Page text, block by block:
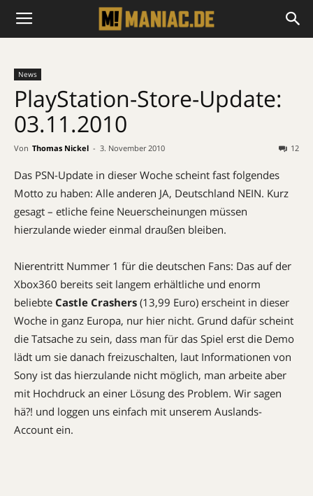
News
PlayStation-Store-Update:
03.11.2010
Von Thomas Nickel - 3. November 2010 12
Das PSN-Update in dieser Woche scheint fast folgendes
Motto zu haben: Alle anderen JA, Deutschland NEIN. Kurz
gesagt – etliche feine Neuerscheinungen müssen
hierzulande wieder einmal draußen bleiben.
Nierentritt Nummer 1 für die deutschen Fans: Das auf der
Xbox360 bereits seit langem erhältliche und enorm
beliebte Castle Crashers (13,99 Euro) erscheint in dieser
Woche in ganz Europa, nur hier nicht. Grund dafür scheint
die Tatsache zu sein, dass man für das Spiel erst die Demo
lädt um sie danach freizuschalten, laut Informationen von
Sony ist das hierzulande nicht möglich, man arbeite aber
mit Hochdruck an einer Lösung des Problem. Wir sagen
hä?! und loggen uns einfach mit unserem Auslands-
Account ein.